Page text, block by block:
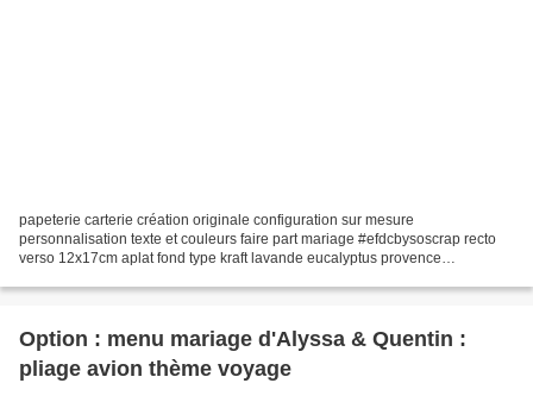
papeterie carterie création originale configuration sur mesure
personnalisation texte et couleurs faire part mariage #efdcbysoscrap recto
verso 12x17cm aplat fond type kraft lavande eucalyptus provence
Option : menu mariage d'Alyssa & Quentin :
pliage avion thème voyage